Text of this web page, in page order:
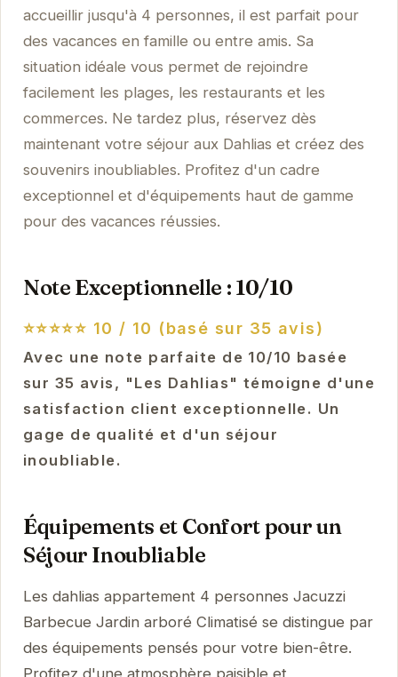
accueillir jusqu'à 4 personnes, il est parfait pour
des vacances en famille ou entre amis. Sa
situation idéale vous permet de rejoindre
facilement les plages, les restaurants et les
commerces. Ne tardez plus, réservez dès
maintenant votre séjour aux Dahlias et créez des
souvenirs inoubliables. Profitez d'un cadre
exceptionnel et d'équipements haut de gamme
pour des vacances réussies.
Note Exceptionnelle : 10/10
⭐⭐⭐⭐⭐ 10 / 10 (basé sur 35 avis)
Avec une note parfaite de 10/10 basée
sur 35 avis, "Les Dahlias" témoigne d'une
satisfaction client exceptionnelle. Un
gage de qualité et d'un séjour
inoubliable.
Équipements et Confort pour un
Séjour Inoubliable
Les dahlias appartement 4 personnes Jacuzzi
Barbecue Jardin arboré Climatisé se distingue par
des équipements pensés pour votre bien-être.
Profitez d'une atmosphère paisible et